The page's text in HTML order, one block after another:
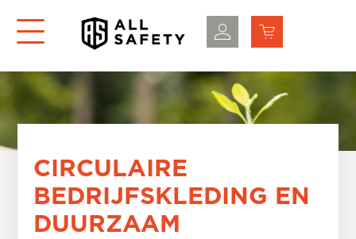
CIRCULAIRE
BEDRIJFSKLEDING EN
DUURZAAM